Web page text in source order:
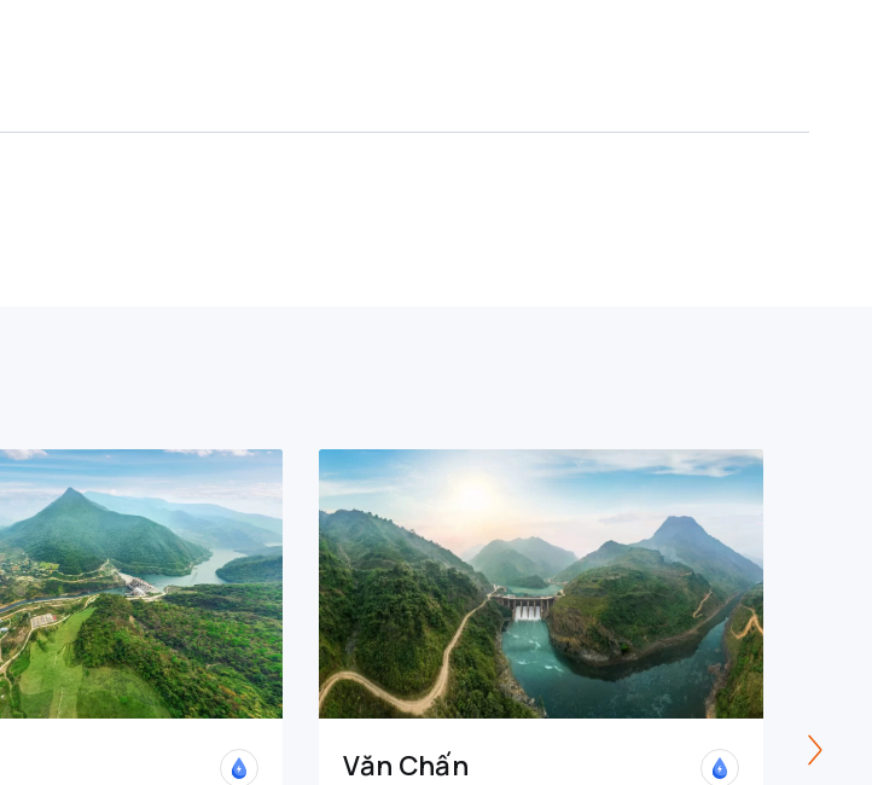
Văn Chấn